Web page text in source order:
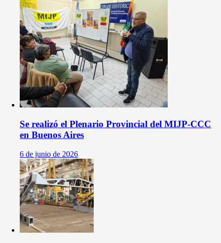
Se realizó el Plenario Provincial del MIJP-CCC
en Buenos Aires
6 de junio de 2026